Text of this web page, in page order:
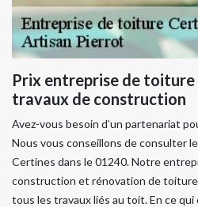
Prix entreprise de toiture
travaux de construction
Avez-vous besoin d’un partenariat
Nous vous conseillons de consulter
Certines dans le 01240. Notre
construction et rénovation de
tous les travaux liés au toit. En ce qui